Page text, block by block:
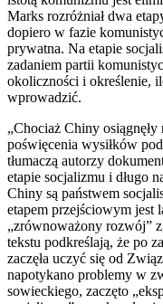
Marks rozróżniał dwa
dopiero w fazie
prywatna. Na etapie
zadaniem partii
okoliczności i określenie,
wprowadzić.
„Chociaż Chiny
poświęcenia wysiłków
tłumaczą autorzy
etapie socjalizmu i długo
Chiny są państwem
etapem przejściowym
„zrównoważony rozwój”
tekstu podkreślają, że po
zaczęła uczyć się od
napotykano problemy w
sowieckiego, zaczęto